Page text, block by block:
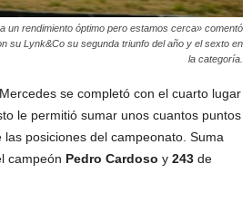
un rendimiento óptimo pero estamos cerca» comentó
su Lynk&Co su segunda triunfo del año y el sexto en
la categoría.
se completó con el cuarto lugar
le permitió sumar unos cuantos puntos
posiciones del campeonato. Suma
campeón Pedro Cardoso y 243 de